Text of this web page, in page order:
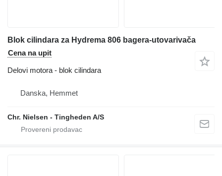
Blok cilindara za Hydrema 806 bagera-utovarivača
Cena na upit
Delovi motora - blok cilindara
Danska, Hemmet
Chr. Nielsen - Tingheden A/S